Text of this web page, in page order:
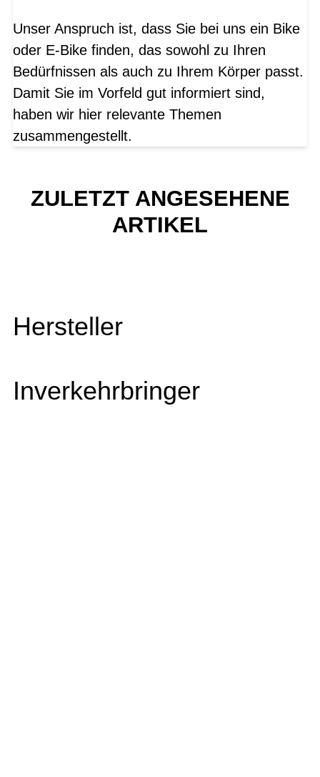
Unser Anspruch ist, dass Sie bei uns ein Bike
oder E-Bike finden, das sowohl zu Ihren
Bedürfnissen als auch zu Ihrem Körper passt.
Damit Sie im Vorfeld gut informiert sind,
haben wir hier relevante Themen
zusammengestellt.
ZULETZT ANGESEHENE
ARTIKEL
Hersteller
Inverkehrbringer